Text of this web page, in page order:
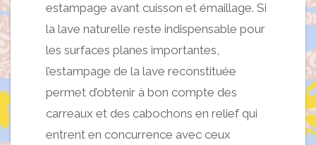
estampage avant cuisson et émaillage. Si
la lave naturelle reste indispensable pour
les surfaces planes importantes,
l’estampage de la lave reconstituée
permet d’obtenir à bon compte des
carreaux et des cabochons en relief qui
entrent en concurrence avec ceux